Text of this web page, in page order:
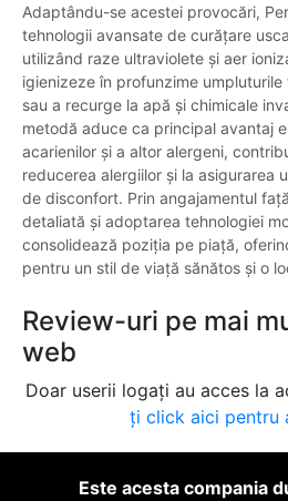
Adaptându-se acestei provocări,
tehnologii avansate de curățare
utilizând raze ultraviolete și aer
igienizeze în profunzime
sau a recurge la apă și chimicale
metodă aduce ca principal avantaj
acarienilor și a altor alergeni,
reducerea alergiilor și la asigurarea
de disconfort. Prin angajamentul
detaliată și adoptarea tehnologiei
consolidează poziția pe piață,
pentru un stil de viață sănătos și o
Review-uri pe mai
web
Doar userii logați au acces la
ți click aici pentru
Este acesta compania